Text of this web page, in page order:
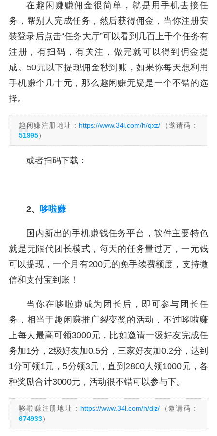
在趣闲赚赚佣金很简单，就是用手机去接任
务，帮别人完成任务，然后获得佣金，当你注册安
装登录后点击“任务大厅”可以看到几百上千个任务有
注册，有扫码，有关注，做完就可以得到佣金提
成。50元以下提现佣金秒到账，如果你每天想利用
手机赚个几十元，那么趣闲赚无疑是一个不错的选
择。
趣闲赚注册地址： https://www.34l.com/h/qxz/ （邀请码：
51995）
或者扫码下载：
2、 哆啦赚
国内新出的手机赚钱任务平台，软件主要特色
就是无限代团长模式，每天的任务量过万，一元钱
可以提现，一个月有200元的免手续费额度，支持微
信和支付宝到账！
当你在哆啦赚成为团长后，即可参与团长任
务，相当于趣闲赚推广裂变奖的活动，不过哆啦赚
上每人最高可领3000元，比如邀请一级好友完成任
务加1分，2级好友加0.5分，三家好友加0.2分，达到
1分可领1元，5分领3元，直到2800人领1000元，各
种奖励合计3000元，活动很不错可以参与下。
哆啦赚注册地址： https://www.34l.com/h/dlz/（邀请码：
674933）